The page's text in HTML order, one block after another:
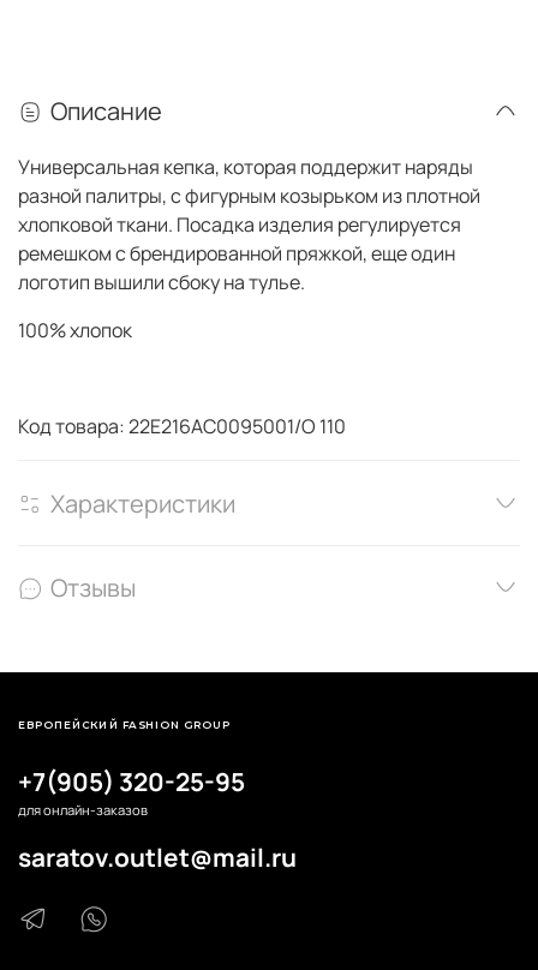
Описание
Универсальная кепка, которая поддержит наряды
разной палитры, с фигурным козырьком из плотной
хлопковой ткани. Посадка изделия регулируется
ремешком с брендированной пряжкой, еще один
логотип вышили сбоку на тулье.
100% хлопок
Код товара: 22E216AC0095001/O 110
Характеристики
Отзывы
+7(905) 320-25-95
для онлайн-заказов
saratov.outlet@mail.ru
ЕВРОПЕЙСКИЙ FASHION GROUP